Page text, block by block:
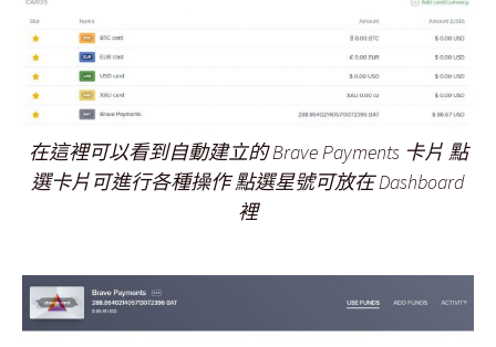
在這裡可以看到自動建立的 Brave Payments 卡片 點
選卡片可進行各種操作 點選星號可放在 Dashboard
裡